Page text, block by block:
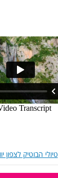
טיולי הבוטיק לצפון